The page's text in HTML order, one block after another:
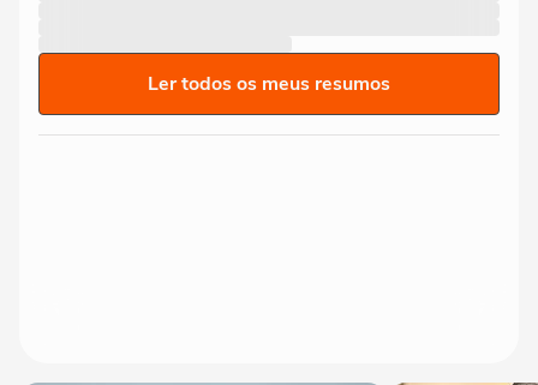
Ler todos os meus resumos